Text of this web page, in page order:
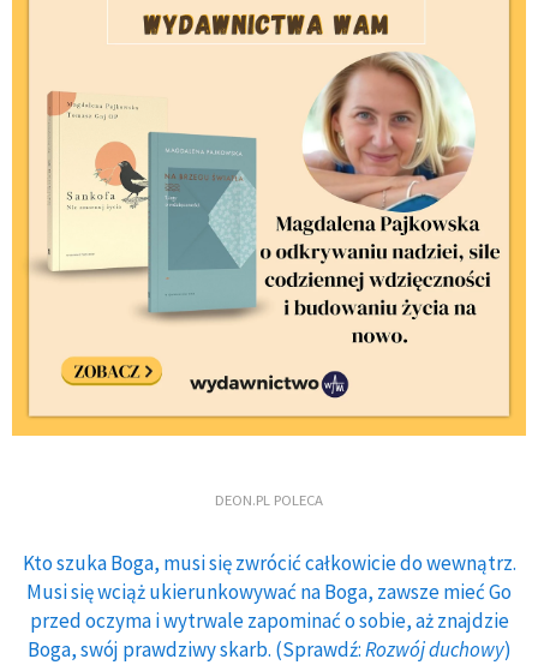
DEON.PL POLECA
Kto szuka Boga, musi się zwrócić całkowicie do wewnątrz.
Musi się wciąż ukierunkowywać na Boga, zawsze mieć Go
przed oczyma i wytrwale zapominać o sobie, aż znajdzie
Boga, swój prawdziwy skarb. (Sprawdź:Rozwój duchowy)